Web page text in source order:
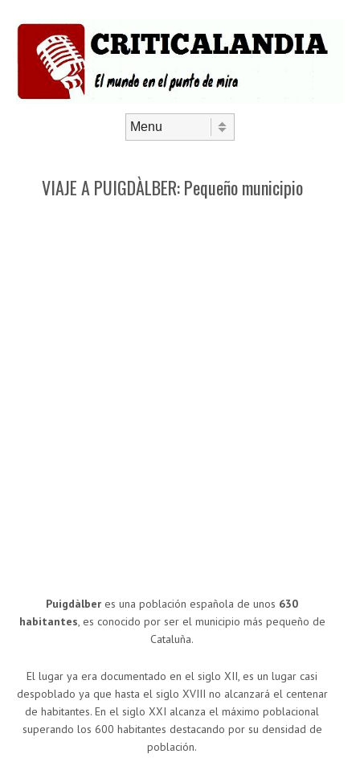
VIAJE A PUIGDÀLBER: Pequeño municipio
Puigdàlber es una población española de unos 630
habitantes, es conocido por ser el municipio más pequeño de
Cataluña.
El lugar ya era documentado en el siglo XII, es un lugar casi
despoblado ya que hasta el siglo XVIII no alcanzará el centenar
de habitantes. En el siglo XXI alcanza el máximo poblacional
superando los 600 habitantes destacando por su densidad de
población.